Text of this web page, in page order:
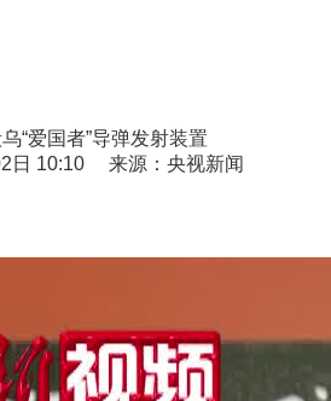
“爱国者”导弹发射装置
日 10:10 来源：央视新闻